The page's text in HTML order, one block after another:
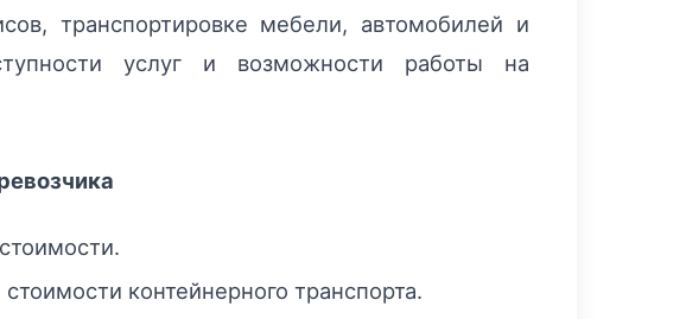
транспортировке мебели, автомобилей и
услуг и возможности работы на
контейнерного транспорта.